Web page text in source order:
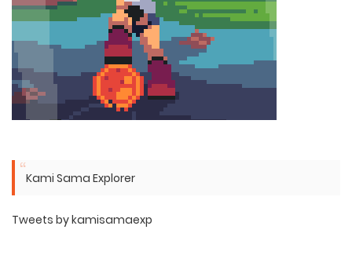
Kami Sama Explorer
Tweets by kamisamaexp